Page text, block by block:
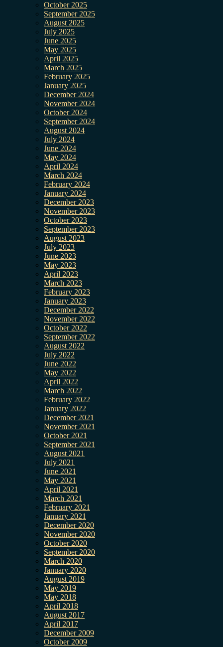
October 2025
September 2025
August 2025
July 2025
June 2025
May 2025
April 2025
March 2025
February 2025
January 2025
December 2024
November 2024
October 2024
September 2024
August 2024
July 2024
June 2024
May 2024
April 2024
March 2024
February 2024
January 2024
December 2023
November 2023
October 2023
September 2023
August 2023
July 2023
June 2023
May 2023
April 2023
March 2023
February 2023
January 2023
December 2022
November 2022
October 2022
September 2022
August 2022
July 2022
June 2022
May 2022
April 2022
March 2022
February 2022
January 2022
December 2021
November 2021
October 2021
September 2021
August 2021
July 2021
June 2021
May 2021
April 2021
March 2021
February 2021
January 2021
December 2020
November 2020
October 2020
September 2020
March 2020
January 2020
August 2019
May 2019
May 2018
April 2018
August 2017
April 2017
December 2009
October 2009